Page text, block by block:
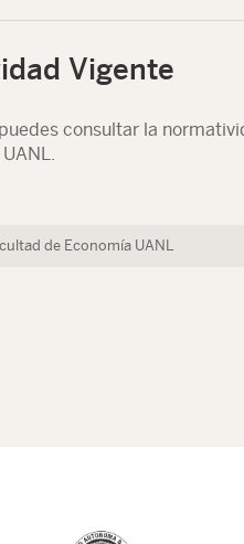
Vigente
consultar la
de Economía UANL